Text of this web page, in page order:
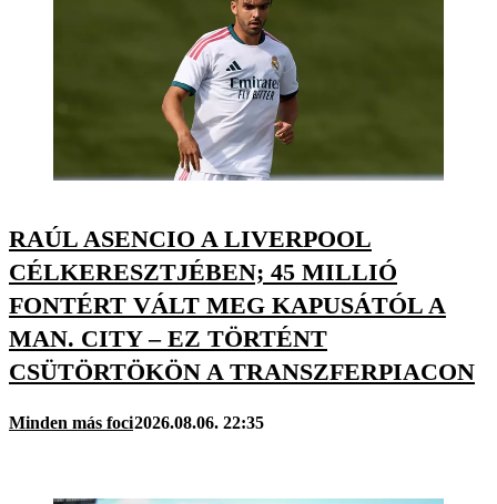
RAÚL ASENCIO A LIVERPOOL
CÉLKERESZTJÉBEN; 45 MILLIÓ
FONTÉRT VÁLT MEG KAPUSÁTÓL A
MAN. CITY – EZ TÖRTÉNT
CSÜTÖRTÖKÖN A TRANSZFERPIACON
Minden más foci2026.08.06. 22:35